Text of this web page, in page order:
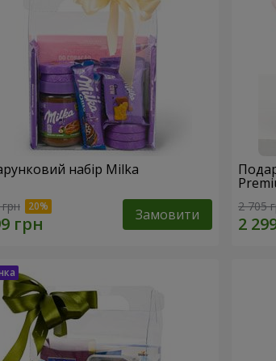
набір Milka
Замовити 2 705